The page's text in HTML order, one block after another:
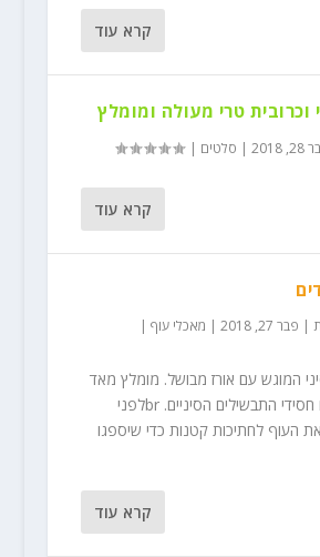
קרא עוד
וכרובית טרי מעולה ומומלץ
2018
| סלטים |
קרא עוד
| פבר 27, 2018 | מאכלי עוף|
המוגש עם אורז מבושל. מומלץ מאד
גם לאלה שאינם חסידי התבשילים הסיניים. brלפני
העוף לחתיכות קטנות כדי שיספגו
קרא עוד